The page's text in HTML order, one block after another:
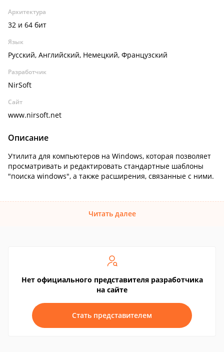
Архитектура
32 и 64 бит
Язык
Русский, Английский, Немецкий, Французский
Разработчик
NirSoft
Сайт
www.nirsoft.net
Описание
Утилита для компьютеров на Windows, которая позволяет
просматривать и редактировать стандартные шаблоны
"поиска windows", а также расширения, связанные с ними.
Читать далее
Нет официального представителя разработчика
на сайте
Стать представителем